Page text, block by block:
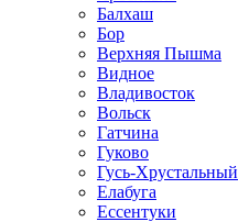
Балхаш
Бор
Верхняя Пышма
Видное
Владивосток
Вольск
Гатчина
Гуково
Гусь-Хрустальный
Елабуга
Ессентуки